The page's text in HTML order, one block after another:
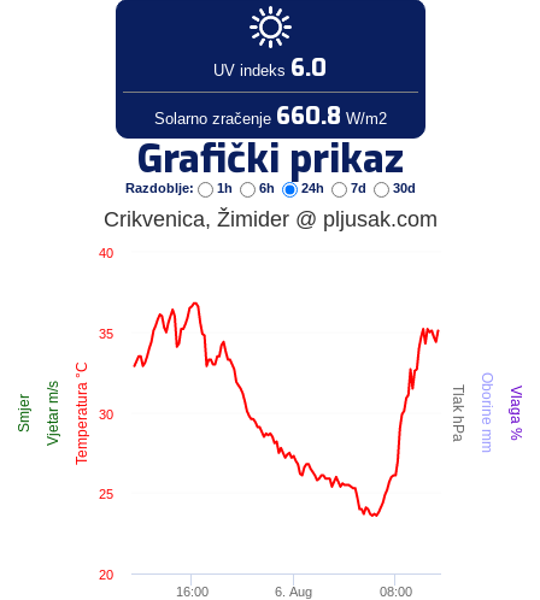
UV indeks 6.0
Solarno zračenje 660.8 W/m2
Grafički prikaz
Razdoblje: 1h 6h 24h 7d 30d
Temperatura °C
Vjetar m/s Tlak hPa Oborine mm Vlaga %
Smjer
Crikvenica, Žimider @ pljusak.com
6. Aug
16:00 08:00
20
25
30
35
40